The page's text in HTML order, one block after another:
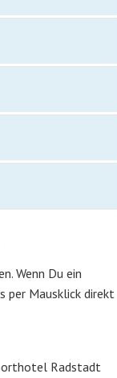
Wenn Du ein
per Mausklick direkt
Radstadt